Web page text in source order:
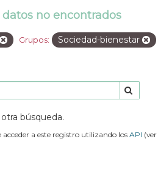
no encontrados
Grupos: Sociedad-bienestar
búsqueda.
a este registro utilizando losAPI (ver